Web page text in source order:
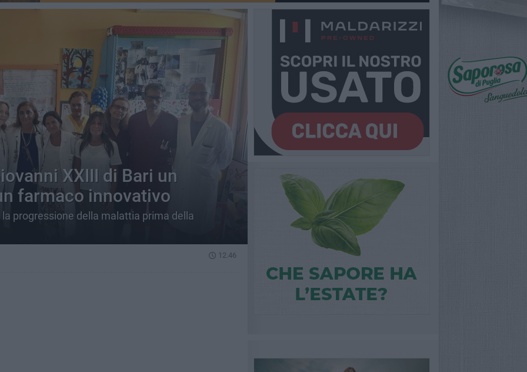
XXIII di Bari un
farmaco innovativo
progressione della malattia prima della
12.46